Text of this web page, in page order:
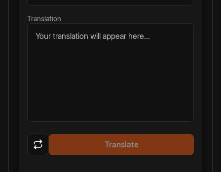
Translation
Your translation will appear here...
Translate